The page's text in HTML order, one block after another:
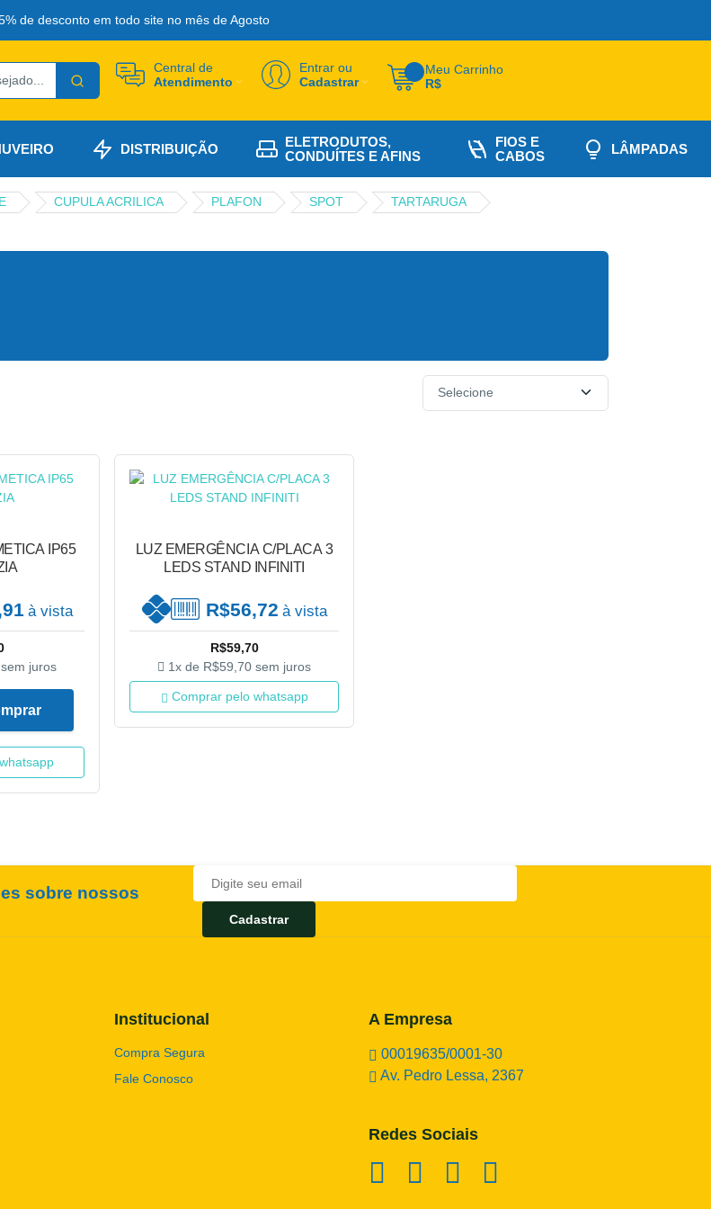
de desconto em todo site no mês de Agosto
Central de
Atendimento
Entrar ou
Cadastrar
Meu Carrinho
R$
DISTRIBUIÇÃO
ELETRODUTOS,
CONDUÍTES E AFINS
FIOS E
CABOS
LÂMPADAS
CUPULA ACRILICA PLAFON SPOT TARTARUGA
IP65
à vista
sem juros
LUZ EMERGÊNCIA C/PLACA 3
LEDS STAND INFINITI
R$56,72 à vista
R$59,70
1x de R$59,70 sem juros
Comprar pelo whatsapp
sobre nossos
Cadastrar
Institucional
Compra Segura
Fale Conosco
A Empresa
00019635/0001-30
Av. Pedro Lessa, 2367
Redes Sociais